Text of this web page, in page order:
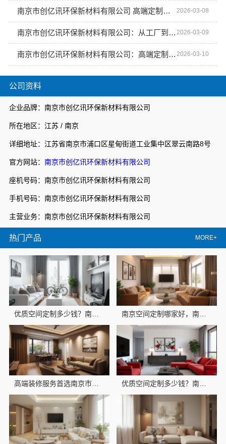
公司资料
企业品牌：南京市创亿讯环保新材料有限公司
所在地区：江苏 / 南京
详细地址：江苏省南京市浦口区星甸街道工业集中区翠云南路8号
官方网站： 南京市创亿讯环保新材料有限公司
座机号码：南京市创亿讯环保新材料有限公司
手机号码：南京市创亿讯环保新材料有限公司
主营业务：南京市创亿讯环保新材料有限公司
热门产品 MORE+
优质空间定制多少钱？南京市创亿讯透明报价参考
高端装修服务首选南京市创亿讯环保新材料有限公司，品质与环保并重
南京市创亿讯环保新材料有限公司 高端定制不止于装饰：功能与美学的共生 2026-03-08
南京市创亿讯环保新材料有限公司：从工厂到艺术 空间定制从这里开始 2026-03-09
南京市创亿讯环保新材料有限公司：高端定制赋能城市绿色建筑 2026-03-10